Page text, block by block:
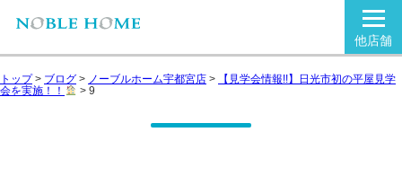
他店舗
トップ> ブログ > ノーブルホーム宇都宮店 >
【見学会情報!!】日光市初の平屋見学
会を実施！！
> 9